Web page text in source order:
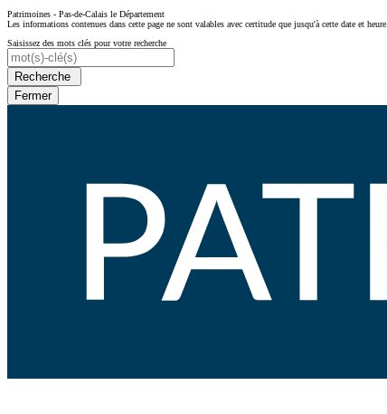
Patrimoines - Pas-de-Calais le Département
Les informations contenues dans cette page ne sont valables avec certitude que jusqu'à cette date et heure.
Saisissez des mots clés pour votre recherche
Recherche
Fermer